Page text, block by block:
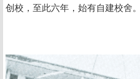
创校，至此六年，始有自建校舍。